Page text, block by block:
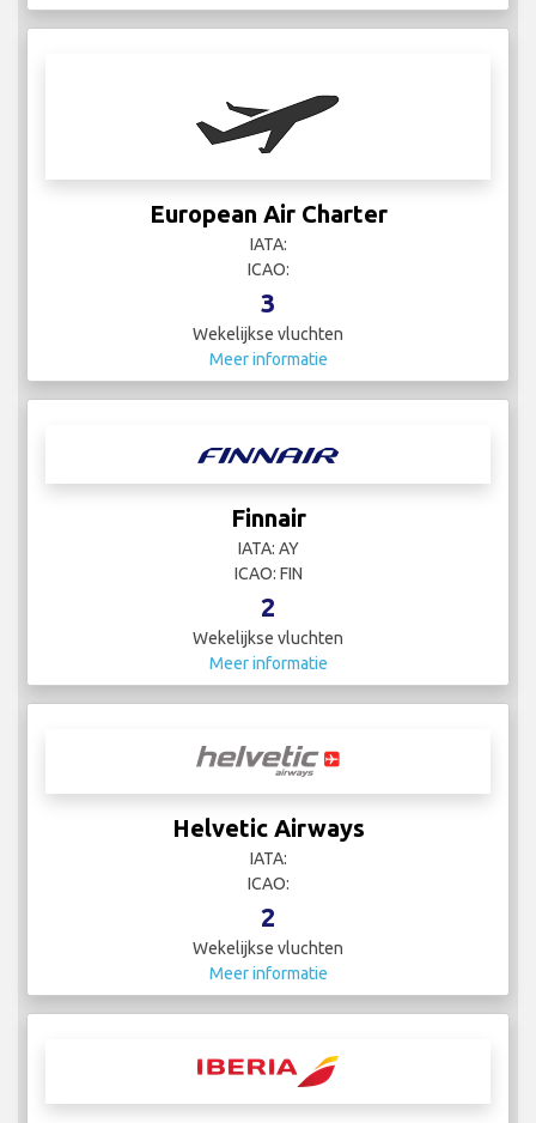
European Air Charter
IATA:
ICAO:
3
Wekelijkse vluchten
Meer informatie
Finnair
IATA: AY
ICAO: FIN
2
Wekelijkse vluchten
Meer informatie
Helvetic Airways
IATA:
ICAO:
2
Wekelijkse vluchten
Meer informatie